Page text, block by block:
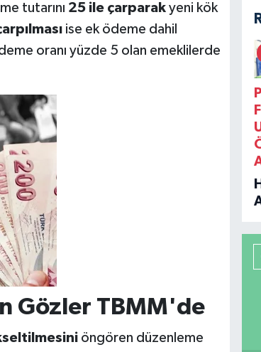
tutarını 25 ile çarparakyeni kök
ise ek ödeme dahil
oranı yüzde 5 olan emeklilerde
Gözler TBMM'de
öngören düzenleme